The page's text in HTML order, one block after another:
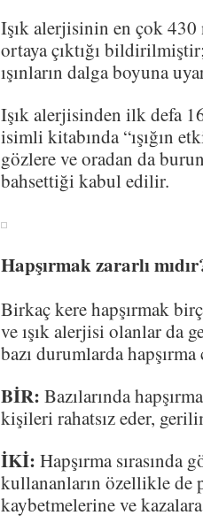
Işık alerjisinin en çok 430
ortaya çıktığı
ışınların dalga boyuna
Işık alerjisinden ilk defa
isimli kitabında “ışığın
gözlere ve oradan da
bahsettiği kabul edilir.
Hapşırmak zararlı
Birkaç kere hapşırmak
ve ışık alerjisi olanlar da
bazı durumlarda
BİR: Bazılarında
kişileri rahatsız eder,
İKİ: Hapşırma sırasında
kullananların özellikle de
kaybetmelerine ve